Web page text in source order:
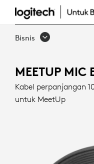
KABEL
MEETUP
Bisnis
MEETUP MIC
Kabel perpanjangan
untuk MeetUp